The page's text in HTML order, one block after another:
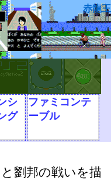
赤龍王
シ
グ
ファミコンテ
ーブル
劉邦の戦いを描